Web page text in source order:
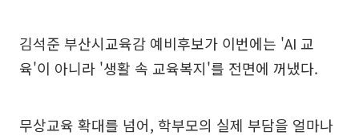
김석준 부산시교육감 예비후보가 이번에는 'AI 교
육'이 아니라 '생활 속 교육복지'를 전면에 꺼냈다.
무상교육 확대를 넘어, 학부모의 실제 부담을 얼마나